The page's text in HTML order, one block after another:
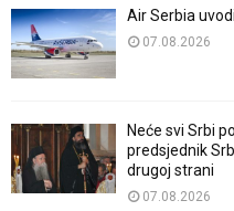
Air Serbia
07.08.2026
Neće svi Srbi
predsjednik
drugoj strani
07.08.2026